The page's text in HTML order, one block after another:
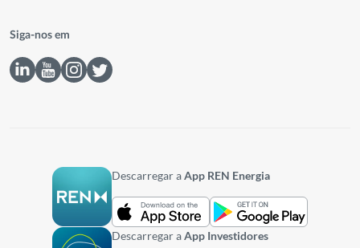
Siga-nos em
Descarregar aApp REN Energia
Descarregar aApp Investidores